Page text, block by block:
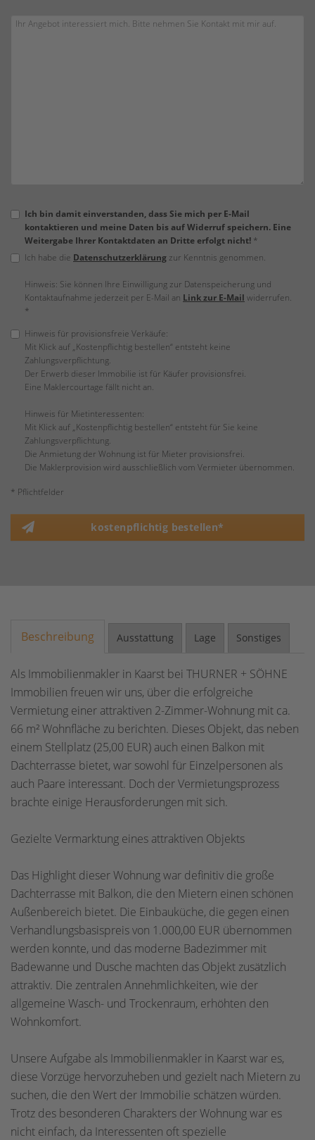
Ich bin damit einverstanden, dass Sie mich per E-Mail
kontaktieren und meine Daten bis auf Widerruf speichern. Eine
Weitergabe Ihrer Kontaktdaten an Dritte erfolgt nicht! *
Ich habe die Datenschutzerklärung zur Kenntnis genommen.
Hinweis: Sie können Ihre Einwilligung zur Datenspeicherung und
Kontaktaufnahme jederzeit per E-Mail an Link zur E-Mail widerrufen.
*
Hinweis für provisionsfreie Verkäufe:
Mit Klick auf „Kostenpflichtig bestellen“ entsteht keine
Zahlungsverpflichtung.
Der Erwerb dieser Immobilie ist für Käufer provisionsfrei.
Eine Maklercourtage fällt nicht an.
Hinweis für Mietinteressenten:
Mit Klick auf „Kostenpflichtig bestellen“ entsteht für Sie keine
Zahlungsverpflichtung.
Die Anmietung der Wohnung ist für Mieter provisionsfrei.
Die Maklerprovision wird ausschließlich vom Vermieter übernommen.
* Pflichtfelder
kostenpflichtig bestellen*
Beschreibung Ausstattung Lage Sonstiges
Als Immobilienmakler in Kaarst bei THURNER + SÖHNE
Immobilien freuen wir uns, über die erfolgreiche
Vermietung einer attraktiven 2-Zimmer-Wohnung mit ca.
66 m² Wohnfläche zu berichten. Dieses Objekt, das neben
einem Stellplatz (25,00 EUR) auch einen Balkon mit
Dachterrasse bietet, war sowohl für Einzelpersonen als
auch Paare interessant. Doch der Vermietungsprozess
brachte einige Herausforderungen mit sich.
Gezielte Vermarktung eines attraktiven Objekts
Das Highlight dieser Wohnung war definitiv die große
Dachterrasse mit Balkon, die den Mietern einen schönen
Außenbereich bietet. Die Einbauküche, die gegen einen
Verhandlungsbasispreis von 1.000,00 EUR übernommen
werden konnte, und das moderne Badezimmer mit
Badewanne und Dusche machten das Objekt zusätzlich
attraktiv. Die zentralen Annehmlichkeiten, wie der
allgemeine Wasch- und Trockenraum, erhöhten den
Wohnkomfort.
Unsere Aufgabe als Immobilienmakler in Kaarst war es,
diese Vorzüge hervorzuheben und gezielt nach Mietern zu
suchen, die den Wert der Immobilie schätzen würden.
Trotz des besonderen Charakters der Wohnung war es
nicht einfach, da Interessenten oft spezielle